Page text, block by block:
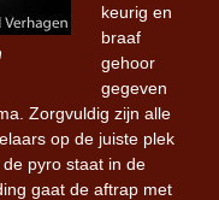
keurig en
braaf
gehoor
gegeven
Zorgvuldig zijn alle
op de juiste plek
pyro staat in de
gaat de aftrap met